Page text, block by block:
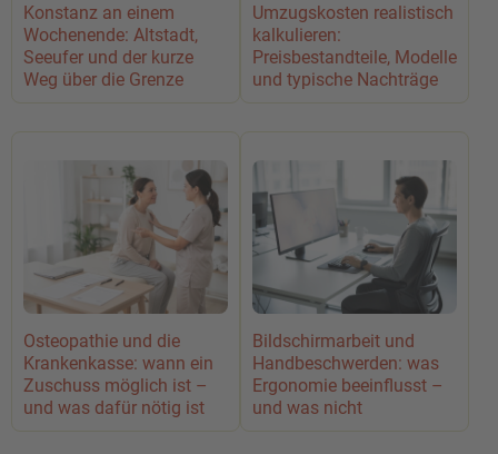
Konstanz an einem
Wochenende: Altstadt,
Seeufer und der kurze
Weg über die Grenze
Umzugskosten realistisch
kalkulieren:
Preisbestandteile, Modelle
und typische Nachträge
Osteopathie und die
Krankenkasse: wann ein
Zuschuss möglich ist –
und was dafür nötig ist
Bildschirmarbeit und
Handbeschwerden: was
Ergonomie beeinflusst –
und was nicht